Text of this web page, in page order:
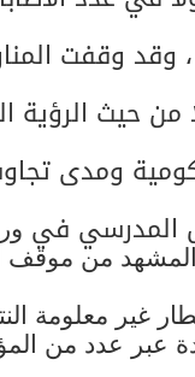
وقد وقفت
من حيث الرؤية
ومدى
المدرسي في
المشهد من موقف
غير معلومة
عبر عدد من